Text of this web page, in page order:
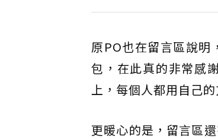
原PO也在留言區說明
包，在此真的非常感
上，每個人都用自己
更暖心的是，留言區